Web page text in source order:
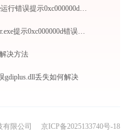
WPS Office错误报告 transerr.exe运行错误提示0xc000000d的解决办法
WPS Office错误报告打开transerr.exe提示0xc000000d错误码怎么办
决方法
gdiplus.dll丢失如何解决
有限公司 京ICP备2025133740号-18